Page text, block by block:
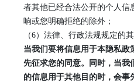
者其他已经合法公开的个人信
响或您明确拒绝的除外；
（6）法律、行政法规规定的其
当我们要将信息用于本隐私
先征求您的同意。同时，当我
的信息用于其他目的时，会事